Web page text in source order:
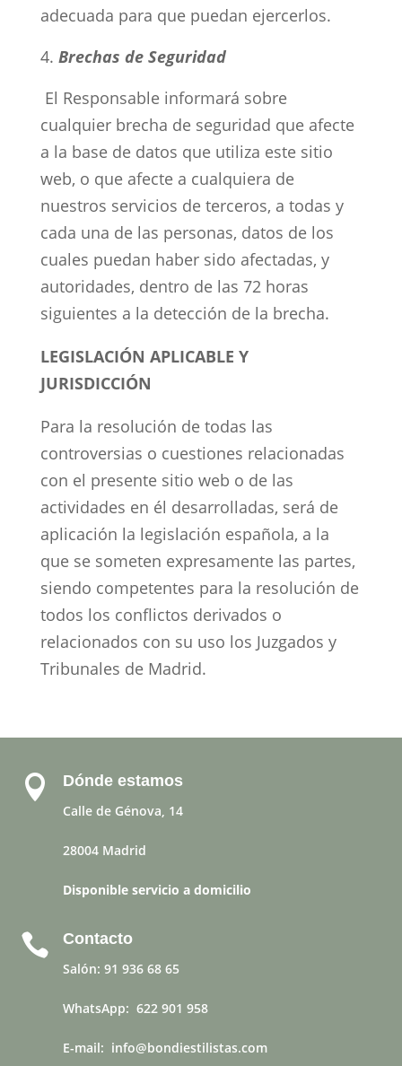
adecuada para que puedan ejercerlos.
Brechas de Seguridad
El Responsable informará sobre
cualquier brecha de seguridad que afecte
a la base de datos que utiliza este sitio
web, o que afecte a cualquiera de
nuestros servicios de terceros, a todas y
cada una de las personas, datos de los
cuales puedan haber sido afectadas, y
autoridades, dentro de las 72 horas
siguientes a la detección de la brecha.
LEGISLACIÓN APLICABLE Y
JURISDICCIÓN
Para la resolución de todas las
controversias o cuestiones relacionadas
con el presente sitio web o de las
actividades en él desarrolladas, será de
aplicación la legislación española, a la
que se someten expresamente las partes,
siendo competentes para la resolución de
todos los conflictos derivados o
relacionados con su uso los Juzgados y
Tribunales de Madrid.
 Dónde estamos
Calle de Génova, 14
28004 Madrid
Disponible servicio a domicilio
 Contacto
Salón: 91 936 68 65
WhatsApp: 622 901 958
E-mail: info@bondiestilistas.com